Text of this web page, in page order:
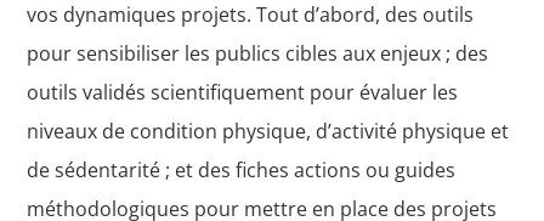
vos dynamiques projets. Tout d’abord, des outils
pour sensibiliser les publics cibles aux enjeux ; des
outils validés scientifiquement pour évaluer les
niveaux de condition physique, d’activité physique et
de sédentarité ; et des fiches actions ou guides
méthodologiques pour mettre en place des projets